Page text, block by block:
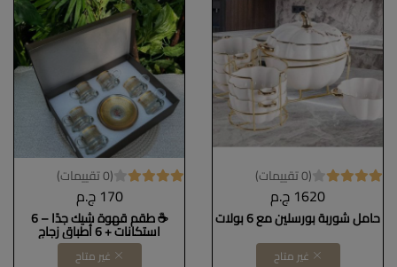
(0 تقييمات)
1620 ج.م
حامل شوربة بورسلين مع 6 بولات
غير متاح
(0 تقييمات)
170 ج.م
☕ طقم قهوة شيك جدًا – 6
استكانات + 6 أطباق زجاج
غير متاح